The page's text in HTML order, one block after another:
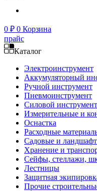
0 ₽ 0 Корзина
прайс
Каталог
Электроинструмент
Аккумуляторный
Ручной инструмент
Пневмоинструмент
Силовой инструмент
Измерительные и
Оснастка
Расходные
Садовые и
Хранение и
Сейфы, стеллажи,
Лестницы
Защитная
Прочие